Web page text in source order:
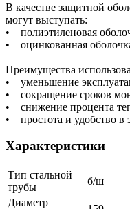
В качестве защитной
могут выступать:
• полиэтиленовая
• оцинкованная
Преимущества
• уменьшение
• сокращение сроков
• снижение процента
• простота и удобство в
Характеристики
Тип стальной
трубы
б/ш
Диаметр